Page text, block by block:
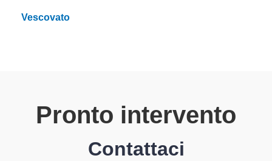
Vescovato
Pronto intervento
Contattaci